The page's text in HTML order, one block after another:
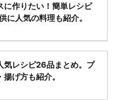
に作りたい！簡単レシピ
に人気の料理も紹介。
気レシピ26品まとめ。プ
揚げ方も紹介。